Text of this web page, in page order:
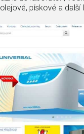
pískové a další